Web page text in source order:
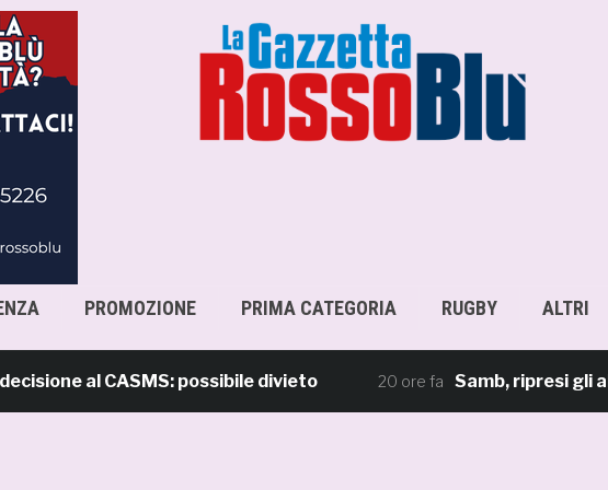
PROMOZIONE PRIMA CATEGORIA RUGBY ALTRI
al CASMS: possibile divieto 20 ore fa Samb, ripresi gli